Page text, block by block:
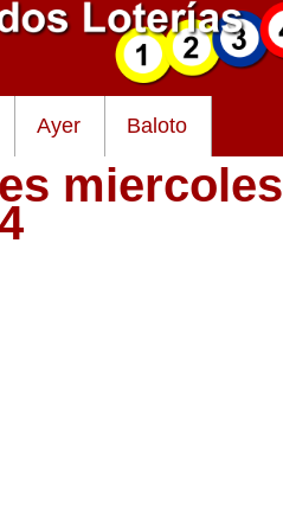
Ayer Baloto
miercoles